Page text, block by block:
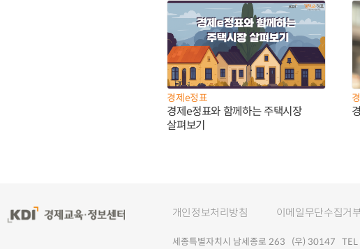
경제e정표
경제e정표와 함께하는 주택시장
살펴보기
개인정보처리방침 이메일무단수집거
세종특별자치시 남세종로 263 (우) 30147